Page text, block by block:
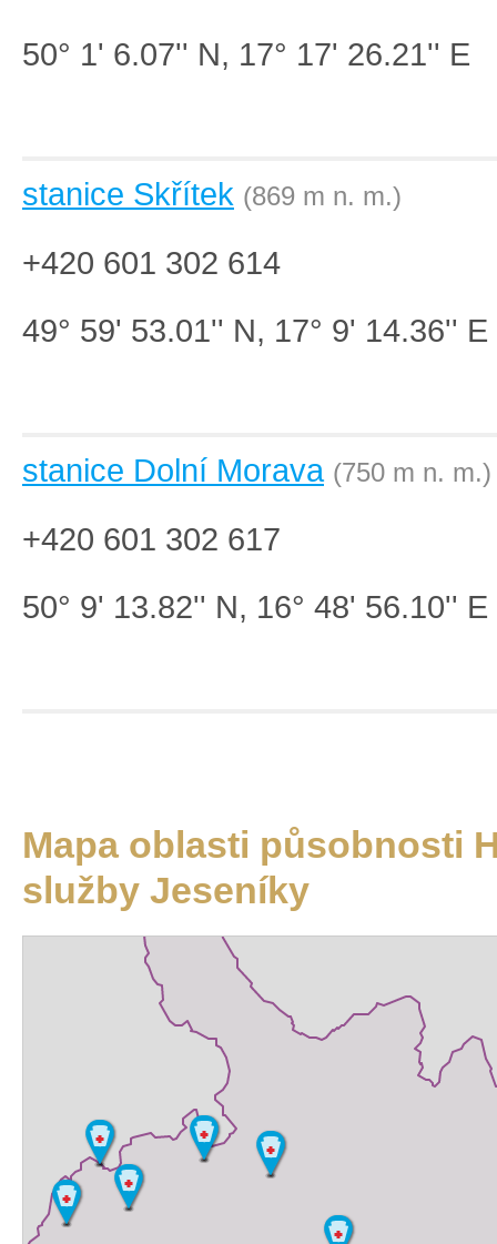
50° 1' 6.07'' N, 17° 17' 26.21'' E
stanice Skřítek (869 m n. m.)
+420 601 302 614
49° 59' 53.01'' N, 17° 9' 14.36'' E
stanice Dolní Morava (750 m n. m.)
+420 601 302 617
50° 9' 13.82'' N, 16° 48' 56.10'' E
Mapa oblasti působnosti
služby Jeseníky